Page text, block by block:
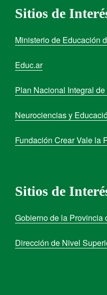
Sitios de
Ministerio de Educación
Educ.ar
Plan Nacional Integral
Neurociencias y
Fundación Crear Vale la
Sitios de
Gobierno de la Provincia
Dirección de Nivel